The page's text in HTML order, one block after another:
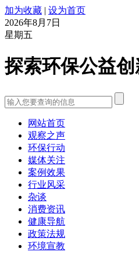
加为收藏 | 设为首页
2026年8月7日
星期五
探索环保公益
网站首页
观察之声
环保行动
媒体关注
案例效果
行业风采
杂谈
消费资讯
健康导航
政策法规
环境宣教